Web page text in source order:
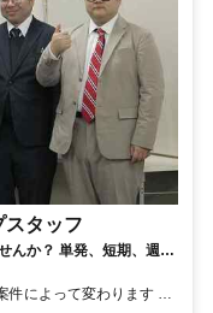
スタッフ
んか？ 単発、短期、週
です
件によって変わります 交